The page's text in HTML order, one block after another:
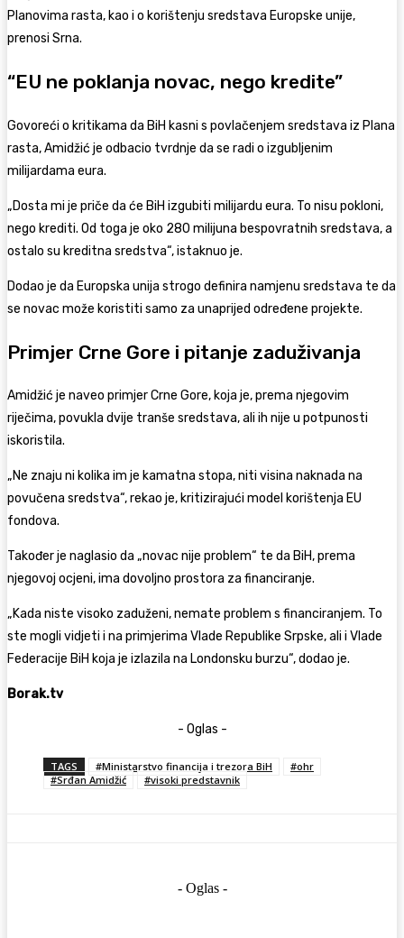
Planovima rasta, kao i o korištenju sredstava Europske unije,
prenosi Srna.
“EU ne poklanja novac, nego kredite”
Govoreći o kritikama da BiH kasni s povlačenjem sredstava iz Plana
rasta, Amidžić je odbacio tvrdnje da se radi o izgubljenim
milijardama eura.
„Dosta mi je priče da će BiH izgubiti milijardu eura. To nisu pokloni,
nego krediti. Od toga je oko 280 milijuna bespovratnih sredstava, a
ostalo su kreditna sredstva“, istaknuo je.
Dodao je da Europska unija strogo definira namjenu sredstava te da
se novac može koristiti samo za unaprijed određene projekte.
Primjer Crne Gore i pitanje zaduživanja
Amidžić je naveo primjer Crne Gore, koja je, prema njegovim
riječima, povukla dvije tranše sredstava, ali ih nije u potpunosti
iskoristila.
„Ne znaju ni kolika im je kamatna stopa, niti visina naknada na
povučena sredstva“, rekao je, kritizirajući model korištenja EU
fondova.
Također je naglasio da „novac nije problem“ te da BiH, prema
njegovoj ocjeni, ima dovoljno prostora za financiranje.
„Kada niste visoko zaduženi, nemate problem s financiranjem. To
ste mogli vidjeti i na primjerima Vlade Republike Srpske, ali i Vlade
Federacije BiH koja je izlazila na Londonsku burzu“, dodao je.
Borak.tv
- Oglas -
TAGS #Ministarstvo financija i trezora BiH
#ohr
#Srđan Amidžić
#visoki predstavnik
- Oglas -